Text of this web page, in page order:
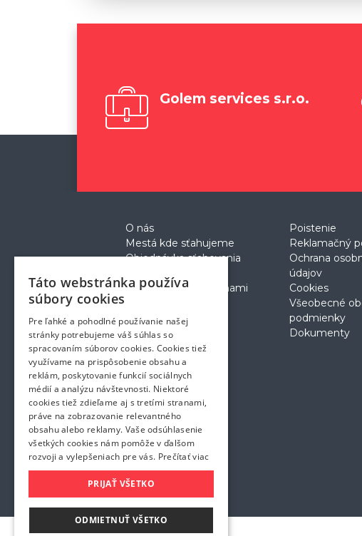
Golem services s.r.o.
O nás
Mestá kde sťahujeme
Objednávka sťahovania
Prečo sťahovanie s nami
Poistenie
Reklamačný
Ochrana
údajov
Cookies
Všeobecné
podmienky
Dokumenty
Táto webstránka používa
súbory cookies
Pre ľahké a pohodlné používanie našej
stránky potrebujeme váš súhlas so
spracovaním súborov cookies. Cookies tiež
využívame na prispôsobenie obsahu a
reklám, poskytovanie funkcií sociálnych
médií a analýzu návštevnosti. Niektoré
cookies tiež zdieľame aj s tretími stranami,
práve na zobrazovanie relevantného
obsahu alebo reklamy. Vaše odsúhlasenie
všetkých cookies nám pomôže v ďalšom
rozvoji a vylepšeniach pre vás. Prečítať viac
PRIJAŤ VŠETKO
ODMIETNUŤ VŠETKO